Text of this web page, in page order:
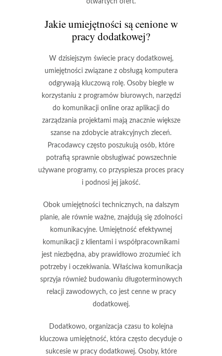
otwartych ofert.
Jakie umiejętności są cenione w
pracy dodatkowej?
W dzisiejszym świecie pracy dodatkowej,
umiejętności związane z obsługą komputera
odgrywają kluczową rolę. Osoby biegłe w
korzystaniu z programów biurowych, narzędzi
do komunikacji online oraz aplikacji do
zarządzania projektami mają znacznie większe
szanse na zdobycie atrakcyjnych zleceń.
Pracodawcy często poszukują osób, które
potrafią sprawnie obsługiwać powszechnie
używane programy, co przyspiesza proces pracy
i podnosi jej jakość.
Obok umiejętności technicznych, na dalszym
planie, ale równie ważne, znajdują się zdolności
komunikacyjne. Umiejętność efektywnej
komunikacji z klientami i współpracownikami
jest niezbędna, aby prawidłowo zrozumieć ich
potrzeby i oczekiwania. Właściwa komunikacja
sprzyja również budowaniu długoterminowych
relacji zawodowych, co jest cenne w pracy
dodatkowej.
Dodatkowo, organizacja czasu to kolejna
kluczowa umiejętność, która często decyduje o
sukcesie w pracy dodatkowej. Osoby, które